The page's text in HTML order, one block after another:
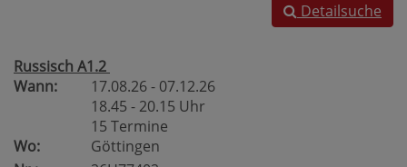
Detailsuche
Russisch A1.2
Wann:
17.08.26 - 07.12.26
18.45 - 20.15 Uhr
15 Termine
Wo:
Göttingen